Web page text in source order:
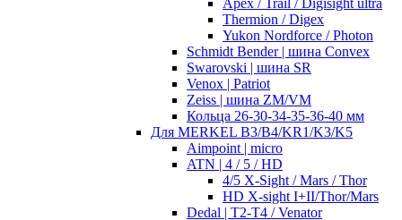
Apex / Trail / Digisight ultra
Thermion / Digex
Yukon Nordforce / Photon
Schmidt Bender | шина Convex
Swarovski | шина SR
Venox | Patriot
Zeiss | шина ZM/VM
Кольца 26-30-34-35-36-40 мм
Для MERKEL B3/B4/KR1/K3/K5
Aimpoint | micro
ATN | 4 / 5 / HD
4/5 X-Sight / Mars / Thor
HD X-sight I+II/Thor/Mars
Dedal | T2-T4 / Venator